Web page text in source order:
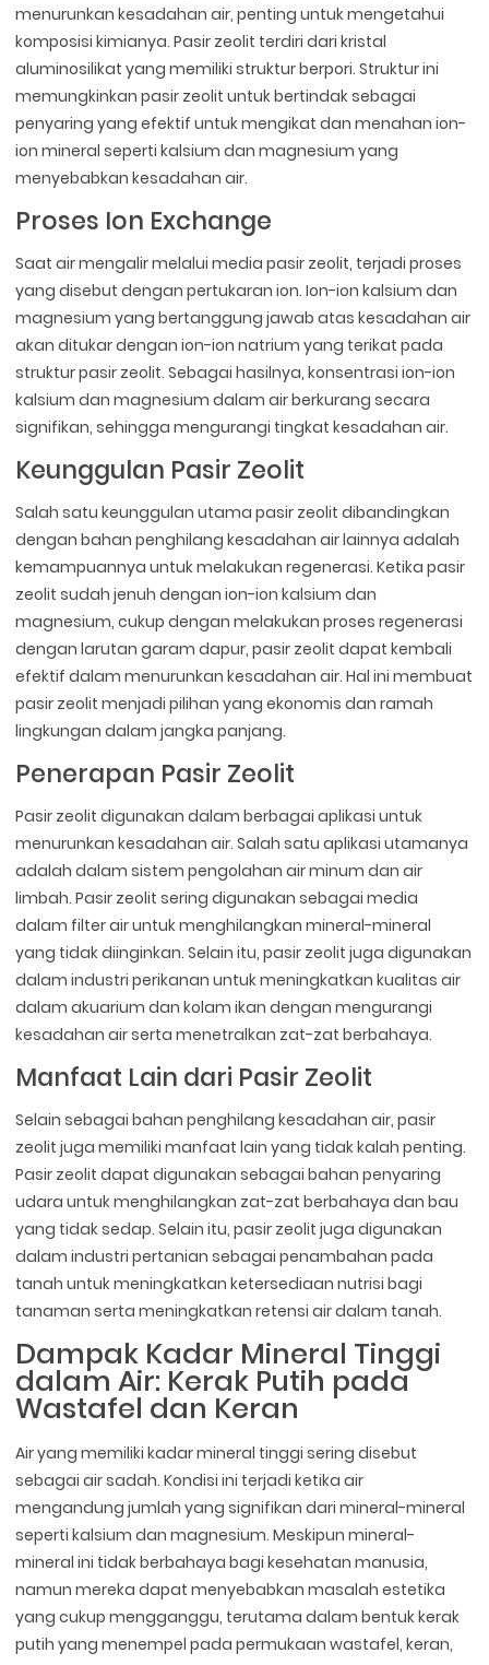
menurunkan kesadahan air, penting untuk mengetahui
komposisi kimianya. Pasir zeolit terdiri dari kristal
aluminosilikat yang memiliki struktur berpori. Struktur ini
memungkinkan pasir zeolit untuk bertindak sebagai
penyaring yang efektif untuk mengikat dan menahan ion-
ion mineral seperti kalsium dan magnesium yang
menyebabkan kesadahan air.
Proses Ion Exchange
Saat air mengalir melalui media pasir zeolit, terjadi proses
yang disebut dengan pertukaran ion. Ion-ion kalsium dan
magnesium yang bertanggung jawab atas kesadahan air
akan ditukar dengan ion-ion natrium yang terikat pada
struktur pasir zeolit. Sebagai hasilnya, konsentrasi ion-ion
kalsium dan magnesium dalam air berkurang secara
signifikan, sehingga mengurangi tingkat kesadahan air.
Keunggulan Pasir Zeolit
Salah satu keunggulan utama pasir zeolit dibandingkan
dengan bahan penghilang kesadahan air lainnya adalah
kemampuannya untuk melakukan regenerasi. Ketika pasir
zeolit sudah jenuh dengan ion-ion kalsium dan
magnesium, cukup dengan melakukan proses regenerasi
dengan larutan garam dapur, pasir zeolit dapat kembali
efektif dalam menurunkan kesadahan air. Hal ini membuat
pasir zeolit menjadi pilihan yang ekonomis dan ramah
lingkungan dalam jangka panjang.
Penerapan Pasir Zeolit
Pasir zeolit digunakan dalam berbagai aplikasi untuk
menurunkan kesadahan air. Salah satu aplikasi utamanya
adalah dalam sistem pengolahan air minum dan air
limbah. Pasir zeolit sering digunakan sebagai media
dalam filter air untuk menghilangkan mineral-mineral
yang tidak diinginkan. Selain itu, pasir zeolit juga digunakan
dalam industri perikanan untuk meningkatkan kualitas air
dalam akuarium dan kolam ikan dengan mengurangi
kesadahan air serta menetralkan zat-zat berbahaya.
Manfaat Lain dari Pasir Zeolit
Selain sebagai bahan penghilang kesadahan air, pasir
zeolit juga memiliki manfaat lain yang tidak kalah penting.
Pasir zeolit dapat digunakan sebagai bahan penyaring
udara untuk menghilangkan zat-zat berbahaya dan bau
yang tidak sedap. Selain itu, pasir zeolit juga digunakan
dalam industri pertanian sebagai penambahan pada
tanah untuk meningkatkan ketersediaan nutrisi bagi
tanaman serta meningkatkan retensi air dalam tanah.
Dampak Kadar Mineral Tinggi
dalam Air: Kerak Putih pada
Wastafel dan Keran
Air yang memiliki kadar mineral tinggi sering disebut
sebagai air sadah. Kondisi ini terjadi ketika air
mengandung jumlah yang signifikan dari mineral-mineral
seperti kalsium dan magnesium. Meskipun mineral-
mineral ini tidak berbahaya bagi kesehatan manusia,
namun mereka dapat menyebabkan masalah estetika
yang cukup mengganggu, terutama dalam bentuk kerak
putih yang menempel pada permukaan wastafel, keran,